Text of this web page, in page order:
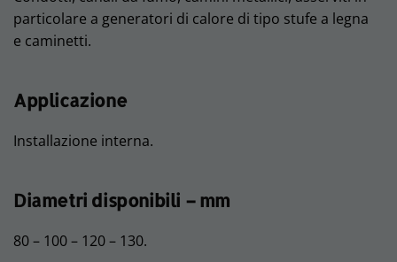
particolare a generatori di calore di tipo stufe a legna
e caminetti.
Applicazione
Installazione interna.
Diametri disponibili – mm
80 – 100 – 120 – 130.